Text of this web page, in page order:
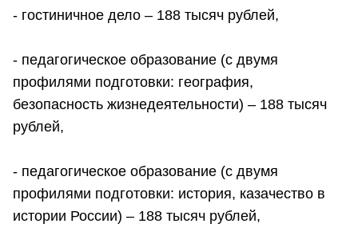
- гостиничное дело – 188 тысяч рублей,
- педагогическое образование (с двумя
профилями подготовки: география,
безопасность жизнедеятельности) – 188 тысяч
рублей,
- педагогическое образование (с двумя
профилями подготовки: история, казачество в
истории России) – 188 тысяч рублей,